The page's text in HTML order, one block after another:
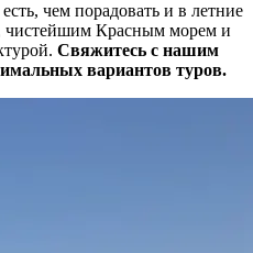
чем порадовать и в летние
чистейшим Красным морем и
Свяжитесь с нашим
вариантов туров.